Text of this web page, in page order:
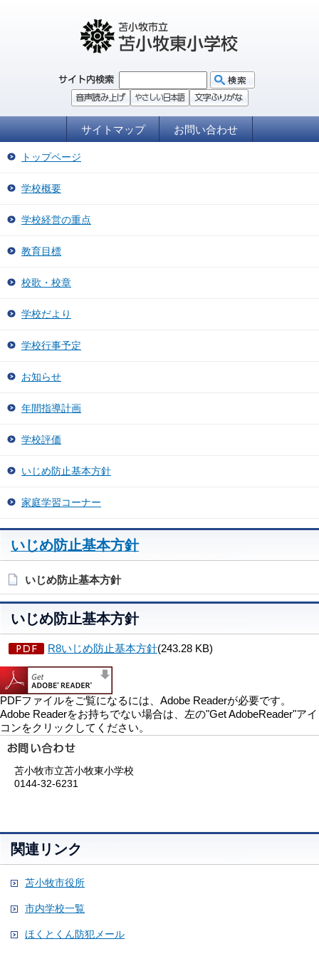
サイトマップ お問い合わせ
トップページ
学校概要
学校経営の重点
教育目標
校歌・校章
学校だより
学校行事予定
お知らせ
年間指導計画
学校評価
いじめ防止基本方針
家庭学習コーナー
いじめ防止基本方針
いじめ防止基本方針
いじめ防止基本方針
R8いじめ防止基本方針(243.28 KB)
PDFファイルをご覧になるには、Adobe Readerが必要です。
Adobe Readerをお持ちでない場合は、左の"Get AdobeReader"アイ
コンをクリックしてください。
苫小牧市立苫小牧東小学校
0144-32-6231
関連リンク
苫小牧市役所
市内学校一覧
ほくとくん防犯メール